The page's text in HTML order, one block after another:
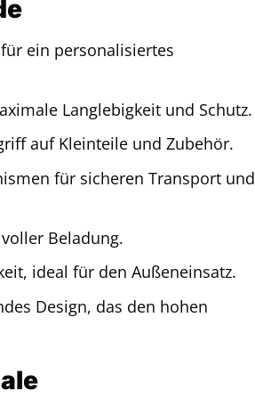
ein personalisiertes
Langlebigkeit und Schutz.
auf Kleinteile und Zubehör.
für sicheren Transport und
Beladung.
ideal für den Außeneinsatz.
Design, das den hohen